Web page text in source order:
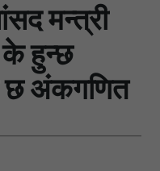
मन्त्री
हुन्छ
छ अंकगणित